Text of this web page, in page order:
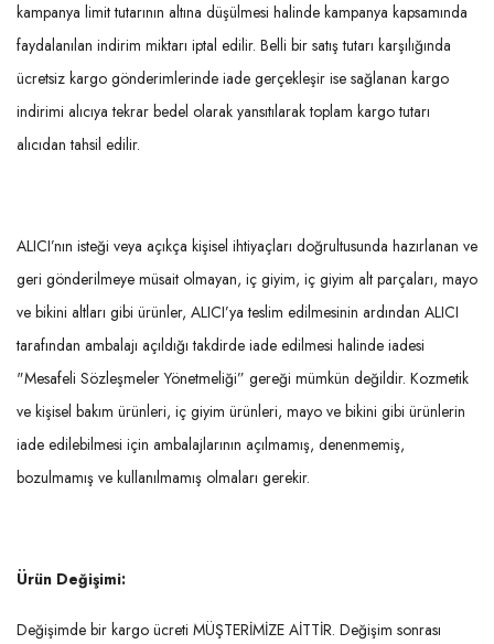
kampanya limit tutarının altına düşülmesi halinde kampanya kapsamında
faydalanılan indirim miktarı iptal edilir. Belli bir satış tutarı karşılığında
ücretsiz kargo gönderimlerinde iade gerçekleşir ise sağlanan kargo
indirimi alıcıya tekrar bedel olarak yansıtılarak toplam kargo tutarı
alıcıdan tahsil edilir.
ALICI’nın isteği veya açıkça kişisel ihtiyaçları doğrultusunda hazırlanan ve
geri gönderilmeye müsait olmayan, iç giyim, iç giyim alt parçaları, mayo
ve bikini altları gibi ürünler, ALICI’ya teslim edilmesinin ardından ALICI
tarafından ambalajı açıldığı takdirde iade edilmesi halinde iadesi
"Mesafeli Sözleşmeler Yönetmeliği” gereği mümkün değildir. Kozmetik
ve kişisel bakım ürünleri, iç giyim ürünleri, mayo ve bikini gibi ürünlerin
iade edilebilmesi için ambalajlarının açılmamış, denenmemiş,
bozulmamış ve kullanılmamış olmaları gerekir.
Ürün Değişimi:
Değişimde bir kargo ücreti MÜŞTERİMİZE AİTTİR. Değişim sonrası